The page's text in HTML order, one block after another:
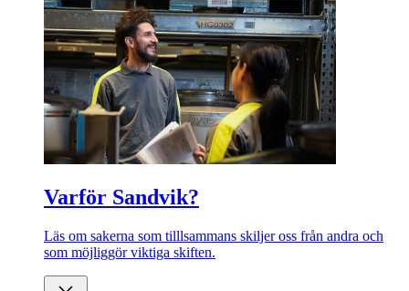
Varför Sandvik?
Läs om sakerna som tilllsammans skiljer oss från andra och
som möjliggör viktiga skiften.